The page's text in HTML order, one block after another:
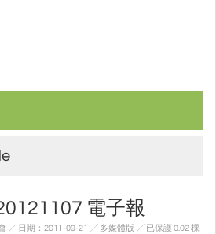
電子報
╱ 日期：2011-09-21 ╱ 多媒體版 ╱ 已保護 0.02 棵